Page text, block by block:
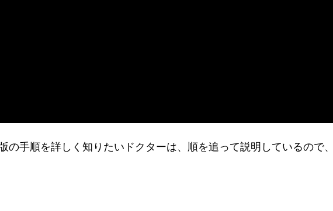
の手順を詳しく知りたいドクターは、順を追って説明しているので、